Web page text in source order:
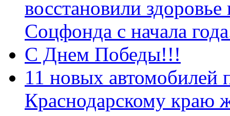
восстановили
Соцфонда с начала
С Днем Победы!!!
11 новых автомобилей
Краснодарскому краю